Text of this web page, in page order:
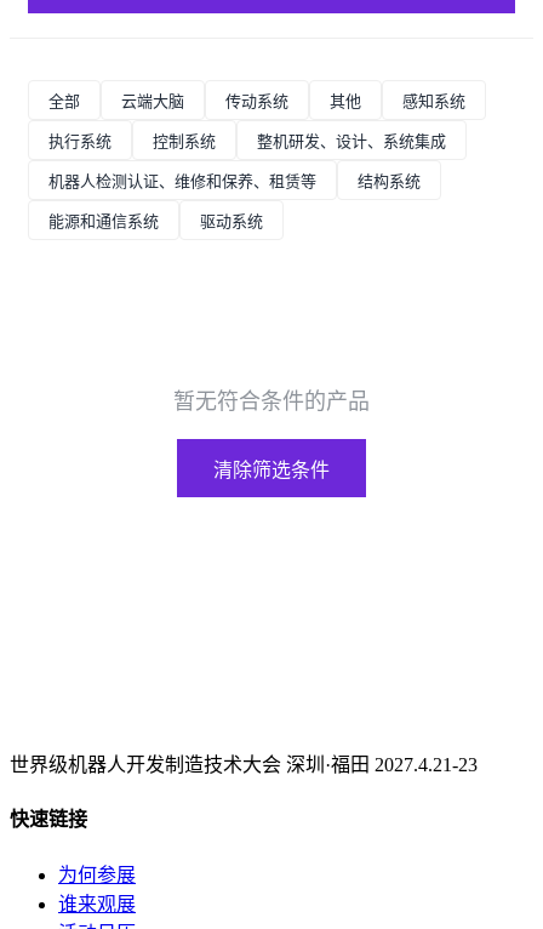
全部 云端大脑 传动系统 其他 感知系统
执行系统 控制系统 整机研发、设计、系统集成
机器人检测认证、维修和保养、租赁等 结构系统
能源和通信系统 驱动系统
暂无符合条件的产品
清除筛选条件
世界级机器人开发制造技术大会 深圳·福田 2027.4.21-23
快速链接
为何参展
谁来观展